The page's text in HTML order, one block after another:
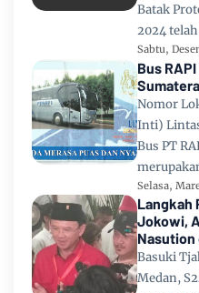
Batak
2024
Sabtu,
Bus
Nomor
Inti)
Bus PT
Selasa,
Langkah
Jokowi,
Nasution
Basuki
Medan,